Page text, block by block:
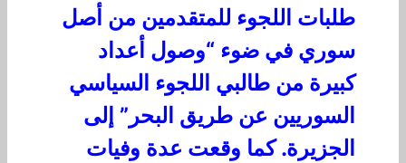
طلبات اللجوء للمتقدمين من أصل
سوري في ضوء “وصول أعداد
كبيرة من طالبي اللجوء السياسي
السوريين عن طريق البحر” إلى
الجزيرة. كما وقعت عدة وفيات